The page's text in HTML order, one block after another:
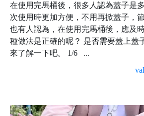
在使用完馬桶後，很多人認為蓋子是
次使用時更加方便，不用再掀蓋子，
也有人認為，在使用完馬桶後，應及
種做法是正確的呢？ 是否需要蓋上蓋
來了解一下吧。 1/6 ...